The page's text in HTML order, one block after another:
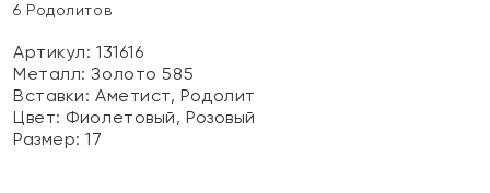
6 Родолитов
Артикул: 131616
Металл:Золото 585
Вставки:Аметист, Родолит
Цвет: Фиолетовый, Розовый
Размер:17